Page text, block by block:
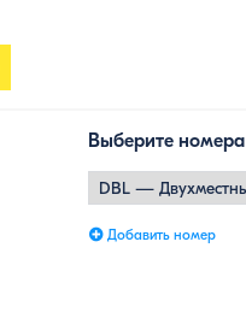
Выберите номера
Добавить номер